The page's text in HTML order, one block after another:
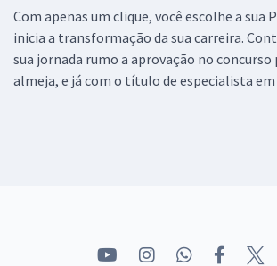
Com apenas um clique, você escolhe a sua
inicia a transformação da sua carreira.
sua jornada rumo a aprovação no concurso
almeja, e já com o título de especialista em